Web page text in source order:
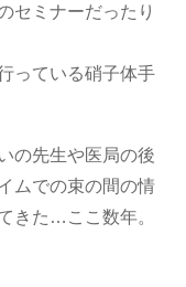
セミナーだったり
っている硝子体手
の先生や医局の後
ムでの束の間の情
きた…ここ数年。